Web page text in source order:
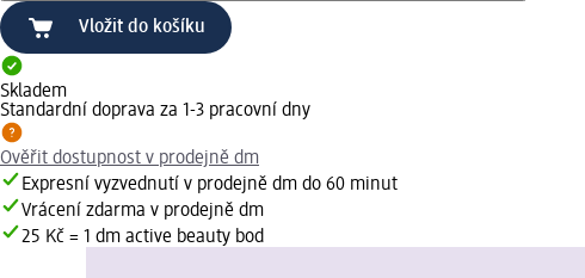
Vložit do košíku
Skladem
Standardní doprava za 1-3 pracovní dny
Ověřit dostupnost v prodejně dm
Expresní vyzvednutí v prodejně dm do 60 minut
Vrácení zdarma v prodejně dm
25 Kč = 1 dm active beauty bod